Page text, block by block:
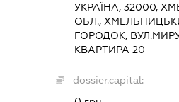
УКРАЇНА, 32000,
ОБЛ.,
ГОРОДОК,
КВАРТИРА 20
dossier.capital: